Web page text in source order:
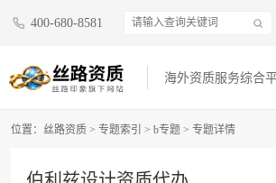
400-680-8581
海外资质服务综合
位置： 丝路资质 > 专题索引 > b专题 > 专题详情